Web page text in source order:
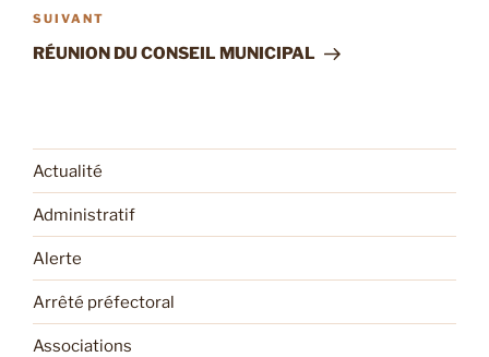
Article
suivant
SUIVANT
RÉUNION DU CONSEIL MUNICIPAL
Actualité
Administratif
Alerte
Arrêté préfectoral
Associations